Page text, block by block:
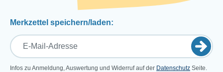
Merkzettel speichern/laden:
Infos zu Anmeldung, Auswertung und Widerruf auf der Datenschutz Seite.